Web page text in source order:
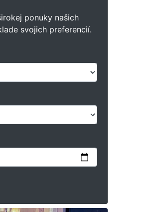
ponuky našich
svojich preferencií.